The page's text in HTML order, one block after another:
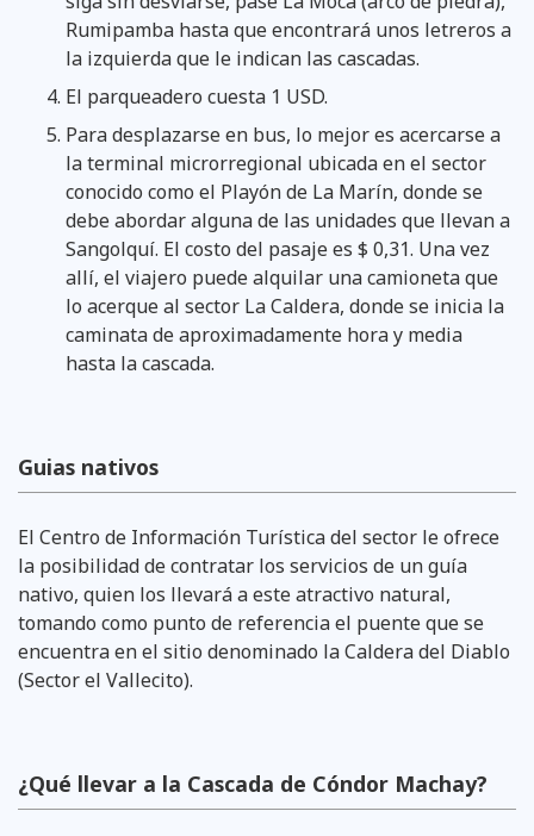
Rumipamba hasta que encontrará unos letreros a
la izquierda que le indican las cascadas.
El parqueadero cuesta 1 USD.
Para desplazarse en bus, lo mejor es acercarse a
la terminal microrregional ubicada en el sector
conocido como el Playón de La Marín, donde se
debe abordar alguna de las unidades que llevan a
Sangolquí. El costo del pasaje es $ 0,31. Una vez
allí, el viajero puede alquilar una camioneta que
lo acerque al sector La Caldera, donde se inicia la
caminata de aproximadamente hora y media
hasta la cascada.
Guias nativos
El Centro de Información Turística del sector le ofrece
la posibilidad de contratar los servicios de un guía
nativo, quien los llevará a este atractivo natural,
tomando como punto de referencia el puente que se
encuentra en el sitio denominado la Caldera del Diablo
(Sector el Vallecito).
¿Qué llevar a la Cascada de Cóndor Machay?